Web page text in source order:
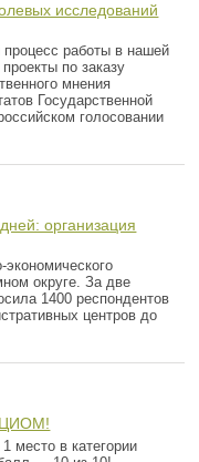
исследований
работы в нашей
по заказу
мнения
Государственной
голосовании
организация
округе. За две
1400 респондентов
центров до
место в категории